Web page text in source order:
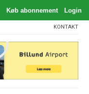
KONTAKT